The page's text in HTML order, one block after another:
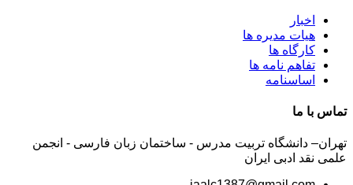
اخبار
هیات مدیره ها
کارگاه ها
تفاهم نامه ها
اساسنامه
تماس با ما
تهران– دانشگاه تربیت مدرس - ساختمان زبان فارسی - انجمن
علمی نقد ادبی ایران